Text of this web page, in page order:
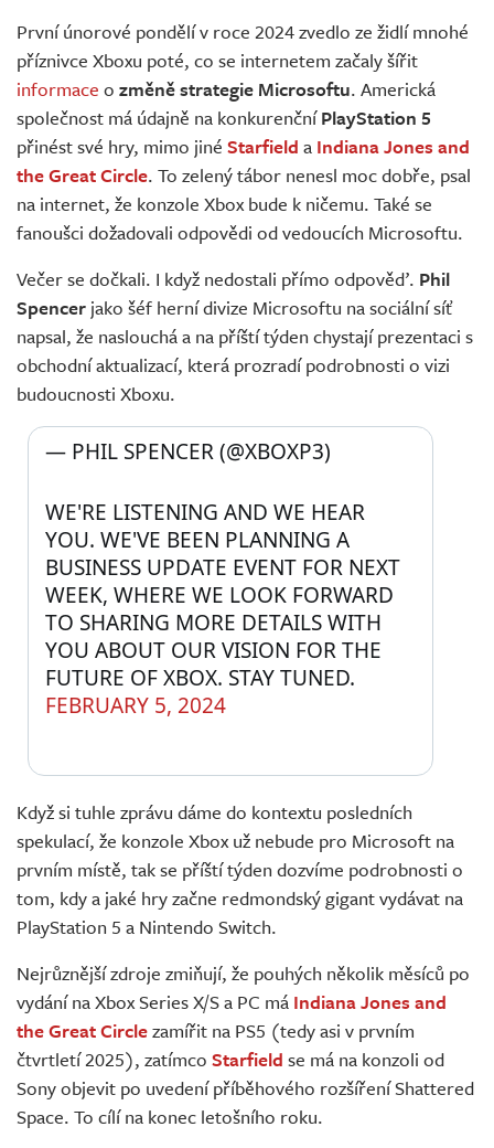
Živě
První únorové pondělí v roce 2024 zvedlo ze židlí mnohé
příznivce Xboxu poté, co se internetem začaly šířit
informace o změně strategie Microsoftu. Americká
společnost má údajně na konkurenčníPlayStation 5
přinést své hry, mimo jiné Starfield a Indiana Jones and
the Great Circle. To zelený tábor nenesl moc dobře, psal
na internet, že konzole Xbox bude k ničemu. Také se
fanoušci dožadovali odpovědi od vedoucích Microsoftu.
Večer se dočkali. I když nedostali přímo odpověď. Phil
Spencer jako šéf herní divize Microsoftu na sociální síť
napsal, že naslouchá a na příští týden chystají prezentaci s
obchodní aktualizací, která prozradí podrobnosti o vizi
budoucnosti Xboxu.
WE'RE LISTENING AND WE HEAR
YOU. WE'VE BEEN PLANNING A
BUSINESS UPDATE EVENT FOR NEXT
WEEK, WHERE WE LOOK FORWARD
TO SHARING MORE DETAILS WITH
YOU ABOUT OUR VISION FOR THE
FUTURE OF XBOX. STAY TUNED.
— PHIL SPENCER (@XBOXP3)
FEBRUARY 5, 2024
Když si tuhle zprávu dáme do kontextu posledních
spekulací, že konzole Xbox už nebude pro Microsoft na
prvním místě, tak se příští týden dozvíme podrobnosti o
tom, kdy a jaké hry začne redmondský gigant vydávat na
PlayStation 5 a Nintendo Switch.
Nejrůznější zdroje zmiňují, že pouhých několik měsíců po
vydání na Xbox Series X/S a PC má Indiana Jones and
the Great Circlezamířit na PS5 (tedy asi v prvním
čtvrtletí 2025), zatímco Starfield se má na konzoli od
Sony objevit po uvedení příběhového rozšíření Shattered
Space. To cílí na konec letošního roku.